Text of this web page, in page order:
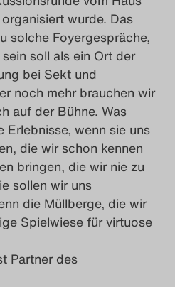
wurde. Das
solche Foyergespräche,
soll als ein Ort der
bei Sekt und
noch mehr brauchen wir
auf der Bühne. Was
Erlebnisse, wenn sie uns
die wir schon kennen
bringen, die wir nie zu
sollen wir uns
die Müllberge, die wir
Spielwiese für virtuose
Partner des